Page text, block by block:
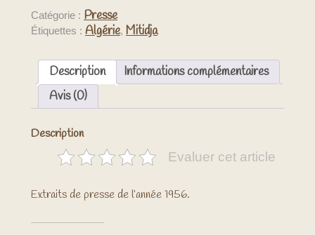
Catégorie : Presse
Étiquettes : Algérie, Mitidja
Description
Informations complémentaires
Avis (0)
Description
Evaluer cet article
Extraits de presse de l’année 1956.